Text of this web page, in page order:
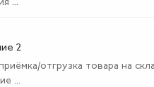
...
2
отгрузка товара на
...